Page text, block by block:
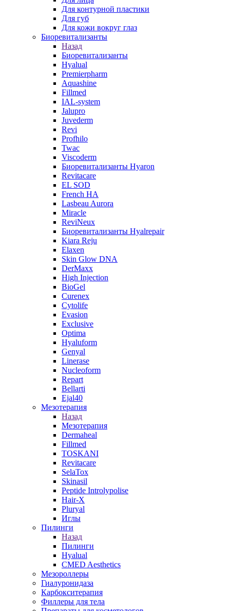
Для контурной пластики
Для губ
Для кожи вокруг глаз
Биоревитализанты
Назад
Биоревитализанты
Hyalual
Premierpharm
Aquashine
Fillmed
IAL-system
Jalupro
Juvederm
Revi
Profhilo
Twac
Viscoderm
Биоревитализанты Hyaron
Revitacare
EL SOD
French HA
Lasbeau Aurora
Miracle
ReviNeux
Биоревитализанты Hyalrepair
Kiara Reju
Elaxen
Skin Glow DNA
DerMaxx
High Injection
BioGel
Curenex
Cytolife
Evasion
Exclusive
Optima
Hyaluform
Genyal
Linerase
Nucleoform
Repart
Bellarti
Ejal40
Мезотерапия
Назад
Мезотерапия
Dermaheal
Fillmed
TOSKANI
Revitacare
SelaTox
Skinasil
Peptide Introlypolise
Hair-X
Pluryal
Иглы
Пилинги
Назад
Пилинги
Hyalual
CMED Aesthetics
Мезороллеры
Гиалуронидаза
Карбокситерапия
Филлеры для тела